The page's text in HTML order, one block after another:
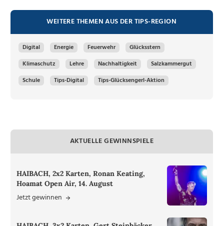
WEITERE THEMEN AUS DER TIPS-REGION
Digital Energie Feuerwehr
Glücksstern
Klimaschutz
Lehre Nachhaltigkeit
Salzkammergut
Schule
Tips-Digital Tips-Glücksengerl-Aktion
AKTUELLE GEWINNSPIELE
HAIBACH, 2x2 Karten, Ronan Keating,
Hoamat Open Air, 14. August
Jetzt gewinnen